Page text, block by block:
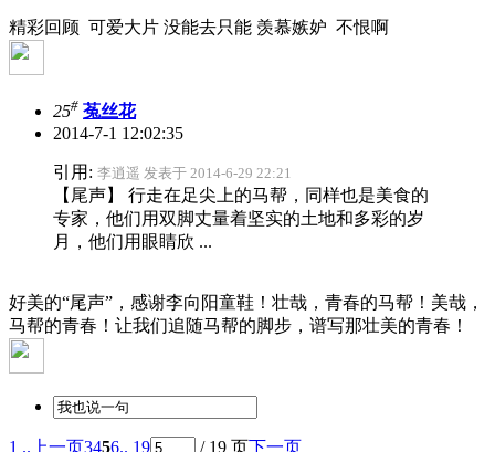
精彩回顾 可爱大片 没能去只能 羡慕嫉妒 不恨啊
25# 菟丝花
2014-7-1 12:02:35
引用: 李逍遥 发表于 2014-6-29 22:21
【尾声】 行走在足尖上的马帮，同样也是美食的
专家，他们用双脚丈量着坚实的土地和多彩的岁
月，他们用眼睛欣 ...
好美的“尾声”，感谢李向阳童鞋！壮哉，青春的马帮！美哉，
马帮的青春！让我们追随马帮的脚步，谱写那壮美的青春！
1 .. 上一页3456.. 19 / 19 页 下一页